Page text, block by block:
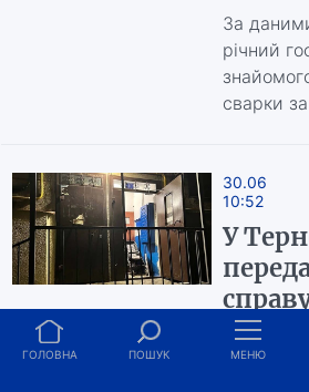
За
річний
сварки
30.06
10:52
У
ГОЛОВНА ПОШУК МЕНЮ